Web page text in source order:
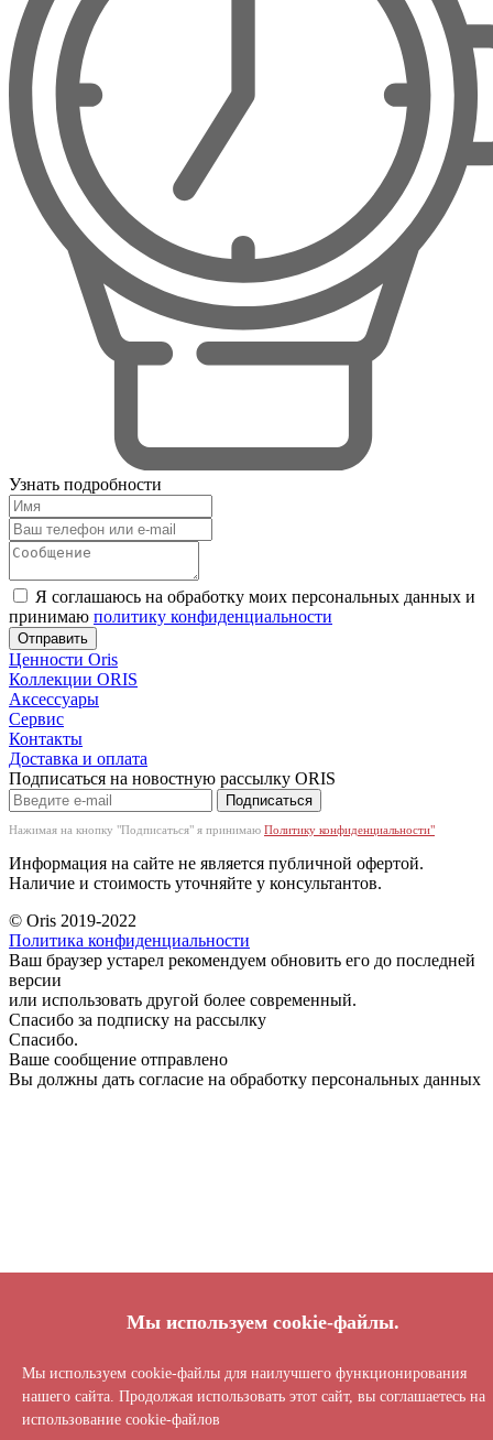
Узнать подробности
Я соглашаюсь на обработку моих персональных данных и
принимаю политику конфиденциальности
Отправить
Ценности Oris
Коллекции ORIS
Аксессуары
Сервис
Контакты
Доставка и оплата
Подписаться на новостную рассылку ОRIS
Подписаться
Нажимая на кнопку "Подписаться" я принимаю Политику конфиденциальности"
Информация на сайте не является публичной офертой.
Наличие и стоимость уточняйте у консультантов.
© Oris 2019-2022
Политика конфиденциальности
Ваш браузер устарел рекомендуем обновить его до последней
версии
или использовать другой более современный.
Спасибо за подписку на рассылку
Спасибо.
Ваше сообщение отправлено
Вы должны дать согласие на обработку персональных данных
Мы используем cookie-файлы.
Мы используем cookie-файлы для наилучшего функционирования
нашего сайта. Продолжая использовать этот сайт, вы соглашаетесь на
использование cookie-файлов